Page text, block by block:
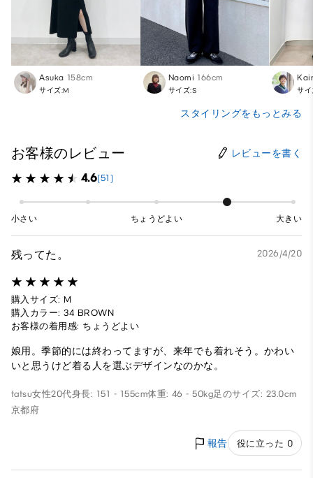
Asuka 158cm
サイズ:M
Naomi 166cm
サイズ:S サイ
スタイリングをもっとみる
お客様のレビュー レビューを書く
4.6(51)
小さい ちょうどよい 大きい
残ってた。 2026/4/20
購入サイズ: M
購入カラー: 34 BROWN
お客様の着用感: ちょうどよい
娘用。季節的には終わってますが、来年でも着れそう。かわい
いと思うけど着る人を選ぶデザインなのかな。
tatsu女性20代身長: 151 - 155cm体重: 46 - 50kg足のサイズ: 23.0cm
京都府
報告 役に立った 0